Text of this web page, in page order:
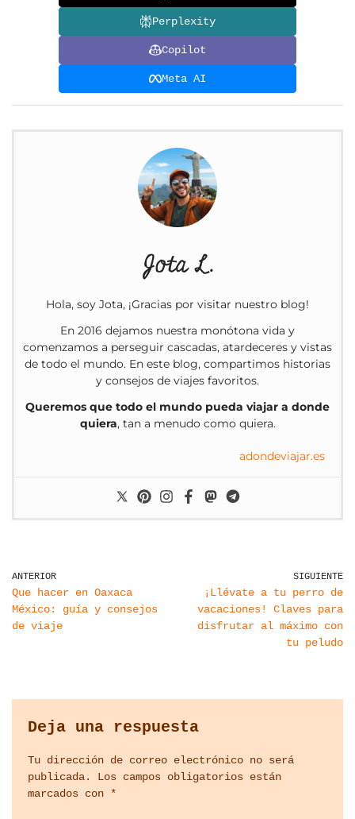
Perplexity
Copilot
Meta AI
Jota L.
Hola, soy Jota, ¡Gracias por visitar nuestro blog!
En 2016 dejamos nuestra monótona vida y
comenzamos a perseguir cascadas, atardeceres y vistas
de todo el mundo. En este blog, compartimos historias
y consejos de viajes favoritos.
Queremos que todo el mundo pueda viajar a donde
quiera, tan a menudo como quiera.
adondeviajar.es
ANTERIOR
Que hacer en Oaxaca
México: guía y consejos
de viaje
SIGUIENTE
¡Llévate a tu perro de
vacaciones! Claves para
disfrutar al máximo con
tu peludo
Deja una respuesta
Tu dirección de correo electrónico no será
publicada.
Los campos obligatorios están
marcados con *